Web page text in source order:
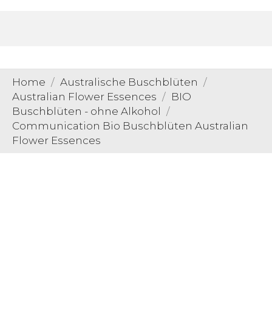
Home
Australische Buschblüten
Australian Flower Essences
BIO
Buschblüten - ohne Alkohol
Communication Bio Buschblüten Australian
Flower Essences